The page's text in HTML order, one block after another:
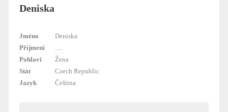
Deniska
Jméno
Deniska
Příjmení
Pohlaví
Žena
Stát
Czech Republic
Jazyk
Čeština